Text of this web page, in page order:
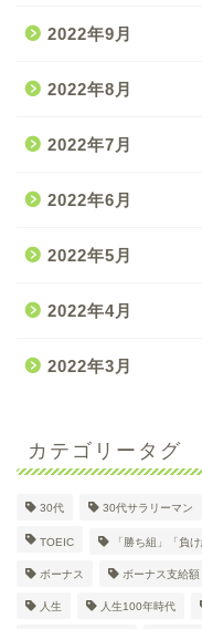
2022年9月
2022年8月
2022年7月
2022年6月
2022年5月
2022年4月
2022年3月
カテゴリータグ
30代 30代サラリーマン
TOEIC 「勝ち組」「負け
ボーナス ボーナス支給額
人生 人生100年時代
30